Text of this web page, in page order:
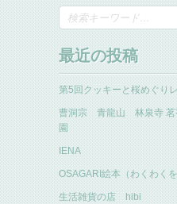
最近の投稿
第5回クッキーと桜めぐり
曹洞宗 青龍山 林泉寺 茗
園
IENA
OSAGARI絵本（わくわく
生活雑貨の店 hibi